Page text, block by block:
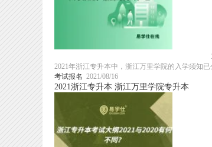
2021年浙江专升本中，浙江万里学院的入学须知
考试报名 2021/08/16
2021浙江专升本 浙江万里学院专升本